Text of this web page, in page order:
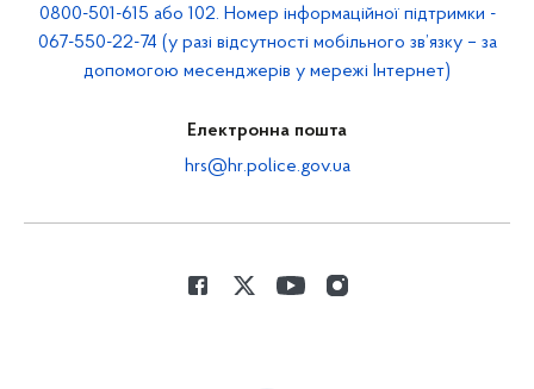
0800-501-615 або 102. Номер інформаційної підтримки -
067-550-22-74 (у разі відсутності мобільного зв’язку – за
допомогою месенджерів у мережі Інтернет)
Електронна пошта
hrs@hr.police.gov.ua